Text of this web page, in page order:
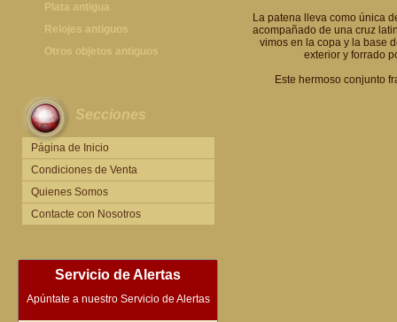
Fotografia antigua
Publicaciones antiguas
Gramófonos antiguos
Cajas de música antiguas
Radios antiguas
Plata antigua
Plata antigua
Relojes antiguos
Relojes sobremesa antiguos
Relojes de pie antiguos
Relojes de bolsillo antiguos
Relojes de pulsera antiguos
Otros objetos antiguos
Secciones
Página de Inicio
Condiciones de Venta
Quienes Somos
Contacte con Nosotros
Servicio de Alertas
Apúntate a nuestro Servicio de Alertas
La patena lleva como única
acompañado de una cruz
vimos en la copa y la base
exterior y forrado
Este hermoso conjunto